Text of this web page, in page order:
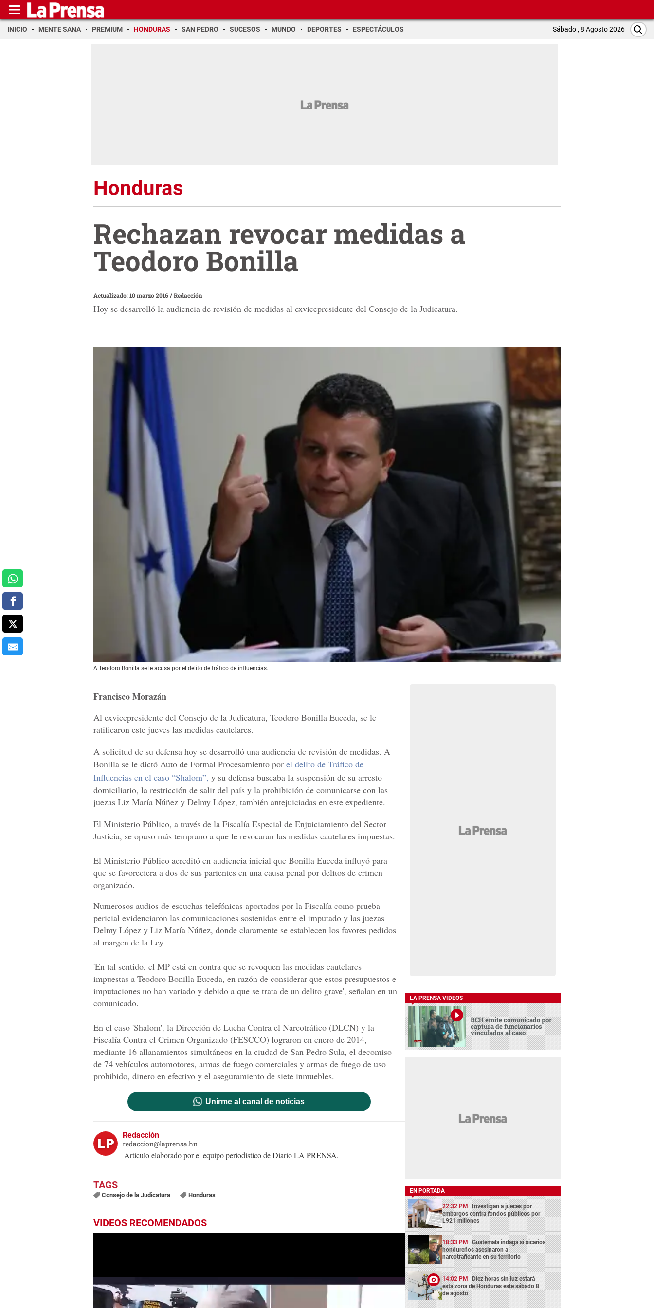
INICIO MENTE SANA PREMIUM HONDURAS SAN PEDRO SUCESOS MUNDO DEPORTES ESPECTÁCULOS Sábado , 8 Agosto 2026
Honduras
Rechazan revocar medidas a
Teodoro Bonilla
Actualizado: 10 marzo 2016/Redacción
Hoy se desarrolló la audiencia de revisión de medidas al exvicepresidente del Consejo de la Judicatura.
A Teodoro Bonilla se le acusa por el delito de tráfico de influencias.
Francisco Morazán
Al exvicepresidente del Consejo de la Judicatura, Teodoro Bonilla Euceda, se le
ratificaron este jueves las medidas cautelares.
A solicitud de su defensa hoy se desarrolló una audiencia de revisión de medidas. A
Bonilla se le dictó Auto de Formal Procesamiento por el delito de Tráfico de
Influencias en el caso “Shalom”, y su defensa buscaba la suspensión de su arresto
domiciliario, la restricción de salir del país y la prohibición de comunicarse con las
juezas Liz María Núñez y Delmy López, también antejuiciadas en este expediente.
El Ministerio Público, a través de la Fiscalía Especial de Enjuiciamiento del Sector
Justicia, se opuso más temprano a que le revocaran las medidas cautelares impuestas.
El Ministerio Público acreditó en audiencia inicial que Bonilla Euceda influyó para
que se favoreciera a dos de sus parientes en una causa penal por delitos de crimen
organizado.
Numerosos audios de escuchas telefónicas aportados por la Fiscalía como prueba
pericial evidenciaron las comunicaciones sostenidas entre el imputado y las juezas
Delmy López y Liz María Núñez, donde claramente se establecen los favores pedidos
al margen de la Ley.
'En tal sentido, el MP está en contra que se revoquen las medidas cautelares
impuestas a Teodoro Bonilla Euceda, en razón de considerar que estos presupuestos e
imputaciones no han variado y debido a que se trata de un delito grave', señalan en un
comunicado.
En el caso 'Shalom', la Dirección de Lucha Contra el Narcotráfico (DLCN) y la
Fiscalía Contra el Crimen Organizado (FESCCO) lograron en enero de 2014,
mediante 16 allanamientos simultáneos en la ciudad de San Pedro Sula, el decomiso
de 74 vehículos automotores, armas de fuego comerciales y armas de fuego de uso
prohibido, dinero en efectivo y el aseguramiento de siete inmuebles.
Unirme al canal de noticias
Redacción
redaccion@laprensa.hn
Artículo elaborado por el equipo periodístico de Diario LA PRENSA.
Consejo de la Judicatura Honduras
VIDEOS RECOMENDADOS
LA PRENSA VIDEOS
BCH emite comunicado por
captura de funcionarios
vinculados al caso
EN PORTADA
22:32 PM Investigan a jueces por
embargos contra fondos públicos por
L921 millones
18:33 PM Guatemala indaga si sicarios
hondureños asesinaron a
narcotraficante en su territorio
14:02 PM Diez horas sin luz estará
esta zona de Honduras este sábado 8
de agosto